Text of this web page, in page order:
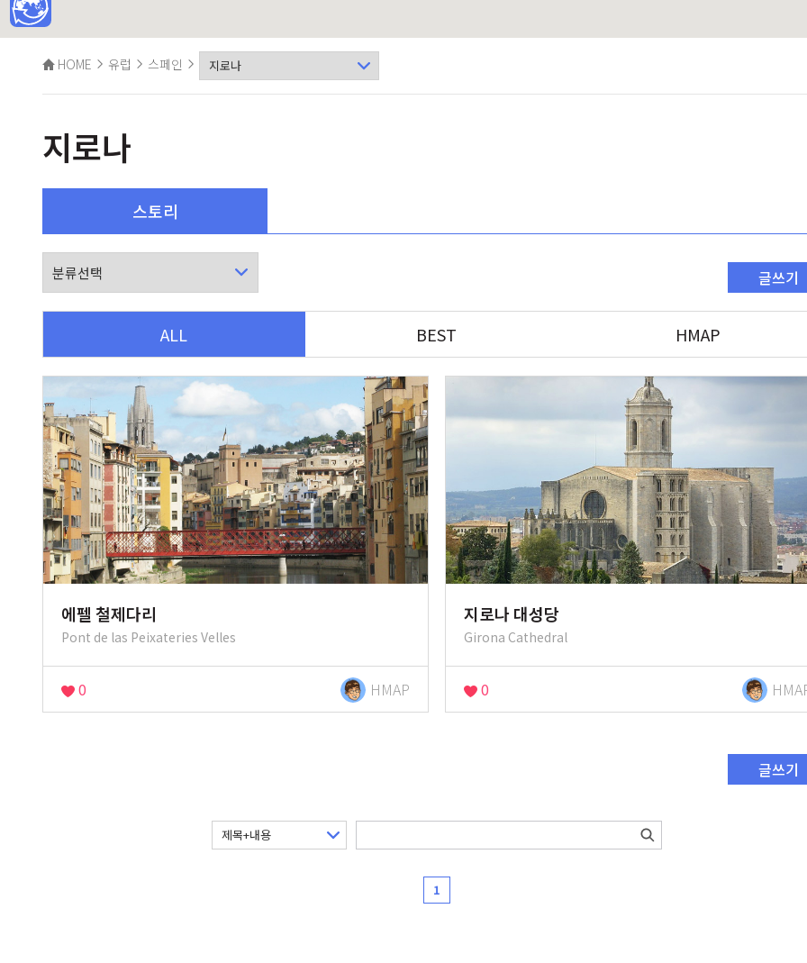
HOME 유럽 스페인
지로나
스토리
글쓰기
ALL BEST HMAP
에펠 철제다리
Pont de las Peixateries Velles
0 HMAP
지로나 대성당
Girona Cathedral
0
글쓰기
1